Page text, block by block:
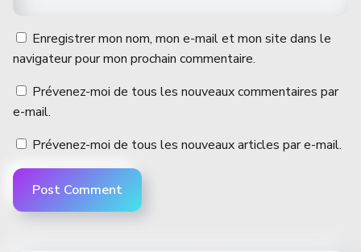
Enregistrer mon nom, mon e-mail et mon site dans le
navigateur pour mon prochain commentaire.
Prévenez-moi de tous les nouveaux commentaires par
e-mail.
Prévenez-moi de tous les nouveaux articles par e-mail.